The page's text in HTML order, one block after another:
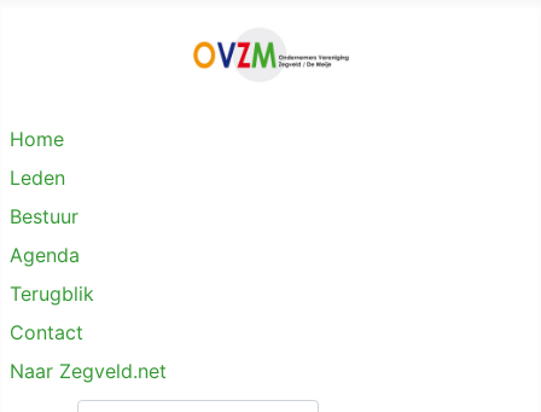
Home
Leden
Bestuur
Agenda
Terugblik
Contact
Naar Zegveld.net